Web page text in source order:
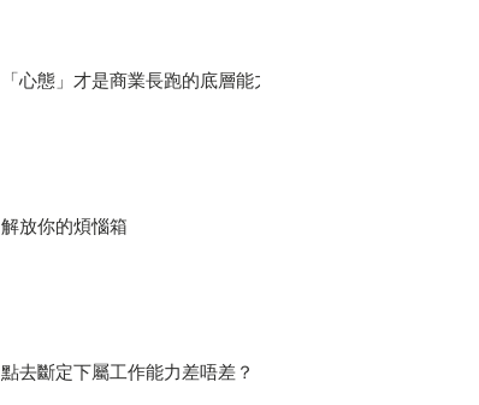
「心態」才是商業長跑的底層能力
解放你的煩惱箱
點去斷定下屬工作能力差唔差？